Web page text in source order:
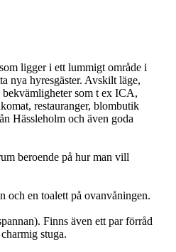
ligger i ett lummigt område i
nya hyresgäster. Avskilt läge,
bekvämligheter som t ex ICA,
restauranger, blombutik
Hässleholm och även goda
beroende på hur man vill
och en toalett på ovanvåningen.
Finns även ett par förråd
stuga.